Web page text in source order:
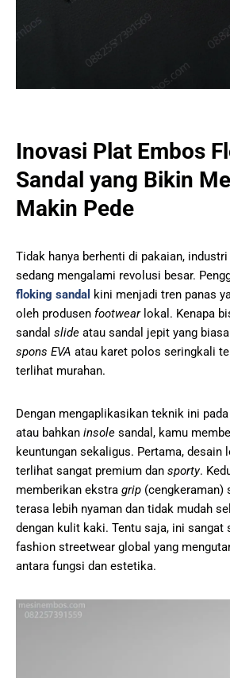
Inovasi Plat Embos
Sandal yang Bikin
Makin Pede
Tidak hanya berhenti di pakaian,
sedang mengalami revolusi besar.
floking sandal kini menjadi tren panas
oleh produsen footwearlokal. Kenapa
sandal slide atau sandal jepit yang
spons EVA atau karet polos seringkali
terlihat murahan.
Dengan mengaplikasikan teknik ini
atau bahkan insole sandal, kamu
keuntungan sekaligus. Pertama,
terlihat sangat premium dan sporty.
memberikan ekstra grip (cengkeraman)
terasa lebih nyaman dan tidak mudah
dengan kulit kaki. Tentu saja, ini sangat
fashion streetwear global yang
antara fungsi dan estetika.